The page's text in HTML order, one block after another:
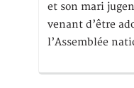
et son mari
venant d’être
l’Assemblée